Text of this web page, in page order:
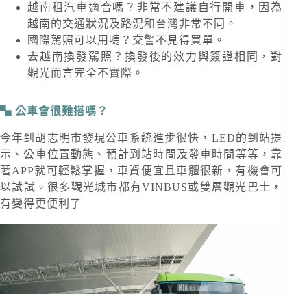
越南租汽車適合嗎？非常不建議自行開車，因為
越南的交通狀況及路況和台灣非常不同。
國際駕照可以用嗎？交警不見得買單。
去越南換發駕照？換發後的效力與簽證相同，對
觀光而言完全不實際。
公車會很難搭嗎？
今年到胡志明市發現公車系統進步很快，LED的到站提
示、公車位置動態、預計到站時間及發車時間等等，靠
著APP就可輕鬆掌握，車資便宜且車體很新，有機會可
以試試。很多觀光城市都有VINBUS或雙層觀光巴士，
有變得更便利了